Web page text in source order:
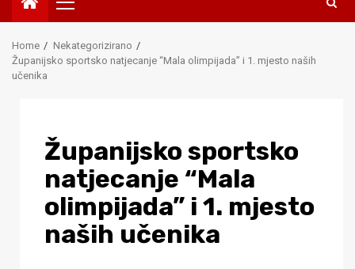
Primary
Menu
Home
Nekategorizirano
Županijsko sportsko natjecanje “Mala olimpijada” i 1. mjesto naših
učenika
Županijsko sportsko
natjecanje “Mala
olimpijada” i 1. mjesto
naših učenika